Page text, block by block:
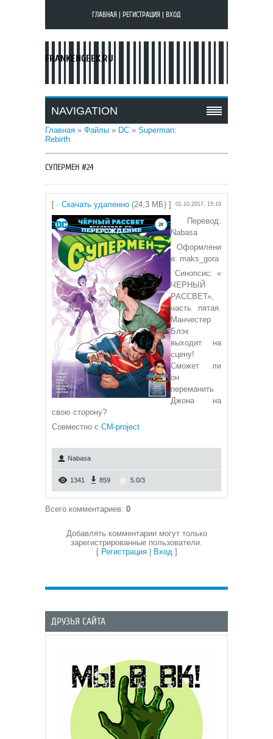
ГЛАВНАЯ РЕГИСТРАЦИЯ ВХОД
FRANKENGEEK.RU
NAVIGATION
Главная » Файлы » DC » Superman:
Rebirth
СУПЕРМЕН #24
[ · Скачать удаленно (24,3 МБ) ] 01.10.2017, 15:19
Перевод:
Nabasa
Оформлени
е: maks_gora
Синопсис: «
ЧЕРНЫЙ
РАССВЕТ»,
часть пятая.
Манчестер
Блэк
выходит на
сцену!
Сможет ли
он
переманить
Джона на
свою сторону?
Совместно с CM-project
Nabasa
1341 859 5.0/3
Всего комментариев: 0
Добавлять комментарии могут только
зарегистрированные пользователи.
[ Регистрация| Вход]
ДРУЗЬЯ САЙТА